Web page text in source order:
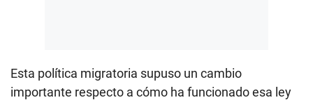
Esta política migratoria supuso un cambio
importante respecto a cómo ha funcionado esa ley